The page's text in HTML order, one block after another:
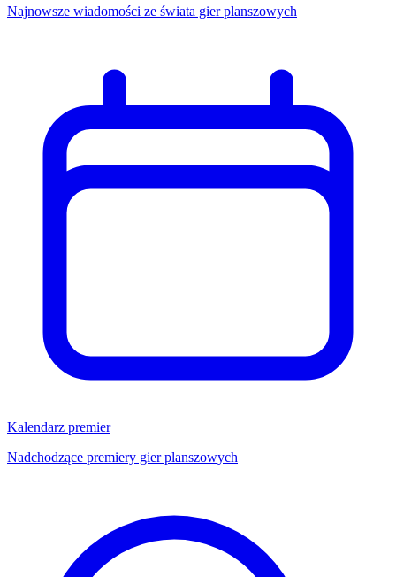
Najnowsze wiadomości ze świata gier planszowych
Kalendarz premier
Nadchodzące premiery gier planszowych